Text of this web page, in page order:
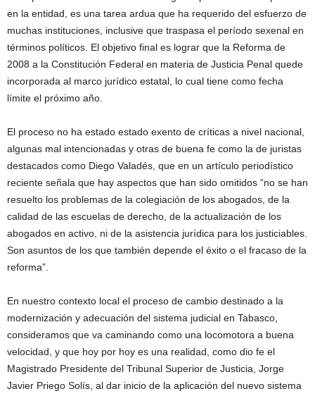
en la entidad, es una tarea ardua que ha requerido del esfuerzo de
muchas instituciones, inclusive que traspasa el período sexenal en
términos políticos. El objetivo final es lograr que la Reforma de
2008 a la Constitución Federal en materia de Justicia Penal quede
incorporada al marco jurídico estatal, lo cual tiene como fecha
límite el próximo año.
El proceso no ha estado estado exento de críticas a nivel nacional,
algunas mal intencionadas y otras de buena fe como la de juristas
destacados como Diego Valadés, que en un artículo periodístico
reciente señala que hay aspectos que han sido omitidos “no se han
resuelto los problemas de la colegiación de los abogados, de la
calidad de las escuelas de derecho, de la actualización de los
abogados en activo, ni de la asistencia jurídica para los justiciables.
Son asuntos de los que también depende el éxito o el fracaso de la
reforma”.
En nuestro contexto local el proceso de cambio destinado a la
modernización y adecuación del sistema judicial en Tabasco,
consideramos que va caminando como una locomotora a buena
velocidad, y que hoy por hoy es una realidad, como dio fe el
Magistrado Presidente del Tribunal Superior de Justicia, Jorge
Javier Priego Solís, al dar inicio de la aplicación del nuevo sistema